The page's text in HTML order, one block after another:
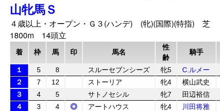
山牝馬Ｓ
４歳以上・オープン・Ｇ３(ハンデ) (牝)(国際)(特指) 芝
1800m 14頭立
着 枠 馬 印 馬名
性
齢
騎手
１ 5 8 スルーセブンシーズ 牝5
C.ルメー
２
7 12 ストーリア 牝4
横山武史
３
4 5 サトノセシル 牝7
田辺裕信
４
3 4 ◎ アートハウス 牝4
川田将雅